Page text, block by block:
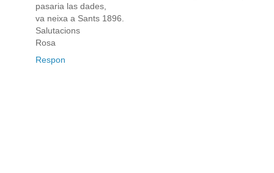
pasaria las dades,
va neixa a Sants 1896.
Salutacions
Rosa
Respon